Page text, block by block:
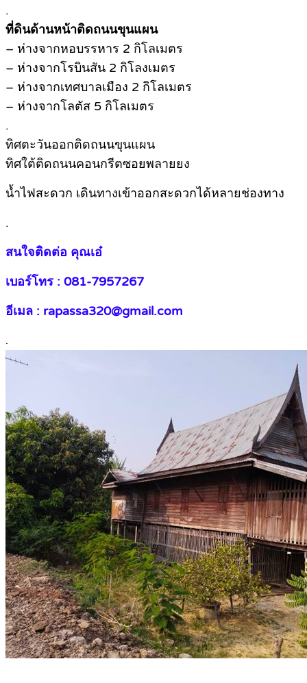
.
ที่ดินด้านหน้าติดถนนขุนแผน
– ห่างจากหอบรรหาร 2 กิโลเมตร
– ห่างจากโรบินสัน 2 กิโลงเมตร
– ห่างจากเทศบาลเมือง 2 กิโลเมตร
– ห่างจากโลตัส 5 กิโลเมตร
.
ทิศตะวันออกติดถนนขุนแผน
ทิศใต้ติดถนนคอนกรีตซอยพลายยง
น้ำไฟสะดวก เดินทางเข้าออกสะดวกได้หลายช่องทาง
.
สนใจติดต่อ คุณเอ๋
เบอร์โทร : 081-7957267
อีเมล : rapassa320@gmail.com
.